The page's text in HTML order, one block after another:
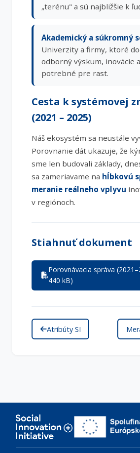
„terénu" a sú najbližšie k
Akademický a súkromný
Univerzity a firmy, ktoré
odborný výskum, inovácie
potrebné pre rast.
Cesta k systémovej
(2021 – 2025)
Náš ekosystém sa neustále
Porovnanie dát ukazuje, že
sme len budovali základy,
sa zameriavame na hĺbkovú
meranie reálneho vplyvu
v regiónoch.
Stiahnuť dokument
Porovnávacia správa
440 kB)
Atribúty SI